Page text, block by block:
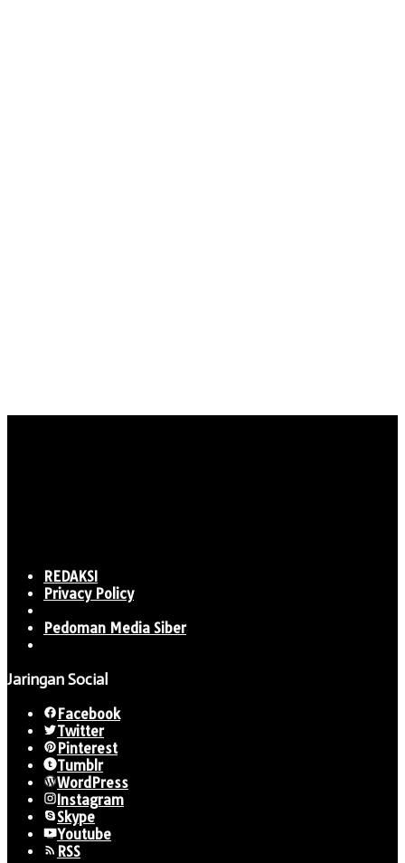
REDAKSI
Privacy Policy
Pedoman Media Siber
Jaringan Social
Facebook
Twitter
Pinterest
Tumblr
WordPress
Instagram
Skype
Youtube
RSS